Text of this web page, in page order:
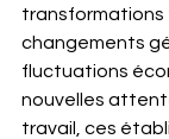
transformations
changements
fluctuations
nouvelles
travail, ces